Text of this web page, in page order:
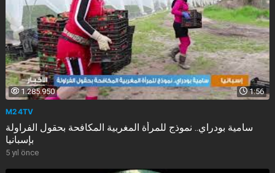
1:56
1.285.950
M24TV
سامية بودراي.. نموذج للمرأة المغربية المكافحة بحقول الفراولة
بإسبانيا
5 yıl önce